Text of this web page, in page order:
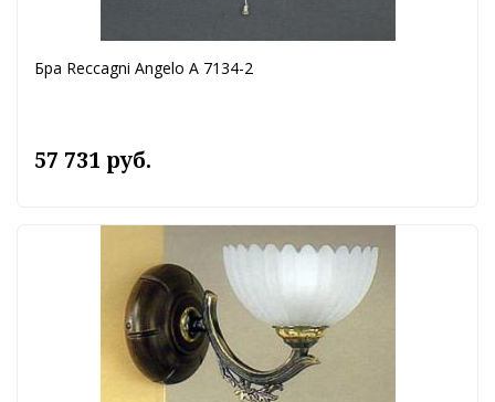
Бра Reccagni Angelo A 7134-2
57 731 руб.